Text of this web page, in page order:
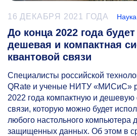
16 ДЕКАБРЯ 2021 ГОДА Наука
До конца 2022 года
дешевая и компактная
квантовой связи
Специалисты российской
QRate и ученые НИТУ «МИСиС»
2022 года компактную и дешевую
связи, которую можно будет
любого настольного компьютера
защищенных данных. Об этом в